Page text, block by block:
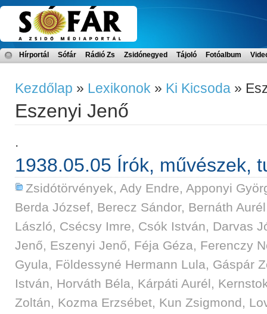
Hírportál Sófár Rádió Zs Zsidónegyed Tájoló Fotóalbum
Kezdőlap » Lexikonok » Ki Kicsoda »
Eszenyi Jenő
.
1938.05.05 Írók, művészek,
Zsidótörvények, Ady Endre, Apponyi
Berda József, Berecz Sándor, Bernáth Aurél
László, Csécsy Imre, Csók István, Darvas
Jenő, Eszenyi Jenő, Féja Géza, Ferenczy
Gyula, Földessyné Hermann Lula, Gáspár
István, Horváth Béla, Kárpáti Aurél,
Zoltán, Kozma Erzsébet, Kun Zsigmond,